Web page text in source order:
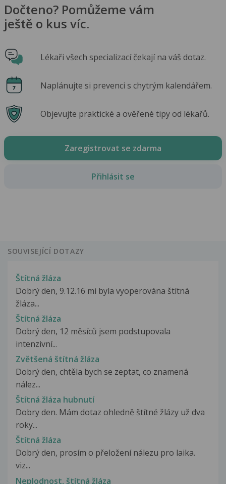
Dočteno? Pomůžeme vám
ještě o kus víc.
Lékaři všech specializací čekají na váš dotaz.
Naplánujte si prevenci s chytrým kalendářem.
Objevujte praktické a ověřené tipy od lékařů.
Zaregistrovat se zdarma
Přihlásit se
SOUVISEJÍCÍ DOTAZY
Štítná žláza
Dobrý den, 9.12.16 mi byla vyoperována štítná
žláza...
Štítná žláza
Dobrý den, 12 měsíců jsem podstupovala
intenzivní...
Zvětšená štítná žláza
Dobrý den, chtěla bych se zeptat, co znamená
nález...
Štítná žláza hubnutí
Dobry den. Mám dotaz ohledně štítné žlázy už dva
roky...
Štítná žláza
Dobrý den, prosím o přeložení nálezu pro laika.
viz...
Neplodnost, štítná žláza